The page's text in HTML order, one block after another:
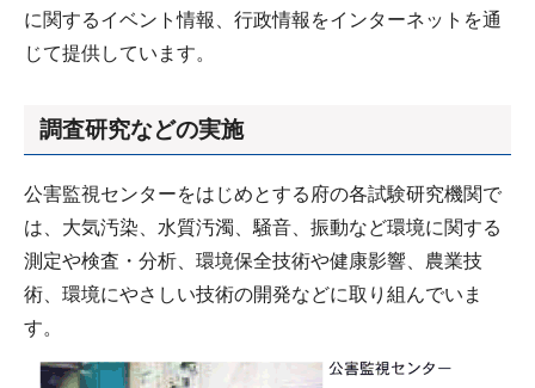
に関するイベント情報、行政情報をインターネットを通
じて提供しています。
調査研究などの実施
公害監視センターをはじめとする府の各試験研究機関で
は、大気汚染、水質汚濁、騒音、振動など環境に関する
測定や検査・分析、環境保全技術や健康影響、農業技
術、環境にやさしい技術の開発などに取り組んでいま
す。